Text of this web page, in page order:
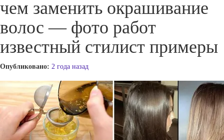
чем заменить окрашивание
волос — фото работ
известный стилист примеры
Опубликовано: 2 года назад